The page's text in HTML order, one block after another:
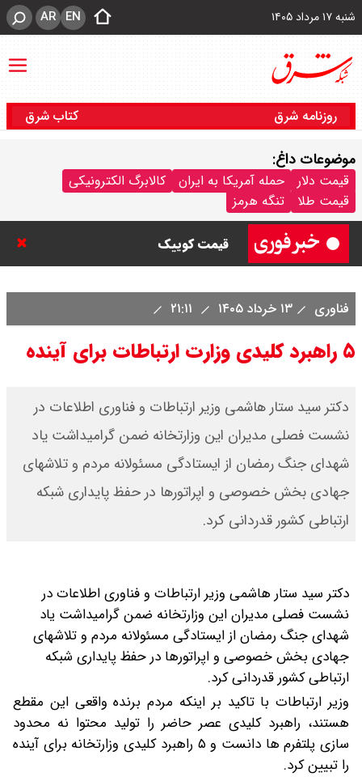
شنبه ۱۷ مرداد ۱۴۰۵ EN
AR
روزنامه شرق کتاب شرق
موضوعات داغ:
قیمت دلار حمله آمریکا به ایران
کالابرگ الکترونیکی
قیمت طلا
تنگه هرمز
قیمت خودرو امروز شنبه ۱۷ مرداد
قیمت کوییک
مرداد ۱۴۰۵ / قیمت اطلس چند؟ +
جدول
شنبه ۱۷ مرداد ۱۴۰۵ / قیمت دنا چند ؟
+ جدول
ثبت نام سایپا از امروز ۱۷ مرداد ۱۴۰۵
شاخص بورس امروز شنبه ۱۷ مرداد
۱۴۰۵ / شاخص افزایشی شد + تحلیل
فناوری ۱۳ خرداد ۱۴۰۵
۵ راهبرد کلیدی وزارت ارتباطات برای آینده
دکتر سید ستار هاشمی وزیر ارتباطات و فناوری اطلاعات در
نشست فصلی مدیران این وزارتخانه ضمن گرامیداشت یاد
شهدای جنگ رمضان از ایستادگی مسئولانه مردم و تلاشهای
جهادی بخش خصوصی و اپراتورها در حفظ پایداری شبکه
ارتباطی کشور قدردانی کرد.
دکتر سید ستار هاشمی وزیر ارتباطات و فناوری اطلاعات در
نشست فصلی مدیران این وزارتخانه ضمن گرامیداشت یاد
شهدای جنگ رمضان از ایستادگی مسئولانه مردم و تلاشهای
جهادی بخش خصوصی و اپراتورها در حفظ پایداری شبکه
ارتباطی کشور قدردانی کرد.
وزیر ارتباطات با تاکید بر اینکه مردم برنده واقعی این مقطع
هستند، راهبرد کلیدی عصر حاضر را تولید محتوا نه محدود
سازی پلتفرم ها دانست و ۵ راهبرد کلیدی وزارتخانه برای آینده
را تبیین کرد.